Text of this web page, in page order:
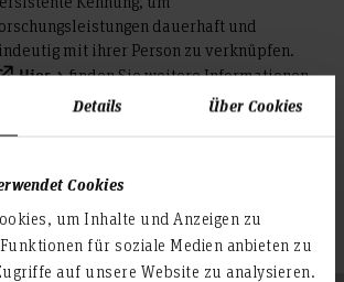
Details Über Cookies
Cookies
um Inhalte und Anzeigen zu
für soziale Medien anbieten zu
auf unsere Website zu analysieren.
dauerhaft und
mit ihrer Person zu verknüpfen.
Hier finden Sie weitere Informationen.